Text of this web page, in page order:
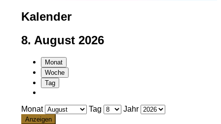
Kalender
8. August 2026
Monat
Woche
Tag
Monat Tag Jahr